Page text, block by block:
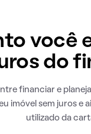
você
do
financiar e
imóvel sem juros e
utilizado da